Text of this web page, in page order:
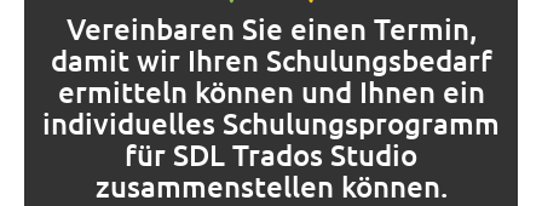
Vereinbaren Sie einen Termin,
damit wir Ihren Schulungsbedarf
ermitteln können und Ihnen ein
individuelles Schulungsprogramm
für SDL Trados Studio
zusammenstellen können.